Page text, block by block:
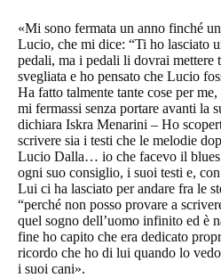
«Mi sono fermata un anno finché
Lucio, che mi dice: “Ti ho lasciato
pedali, ma i pedali li dovrai mettere
svegliata e ho pensato che Lucio
Ha fatto talmente tante cose per
mi fermassi senza portare avanti la
dichiara Iskra Menarini – Ho
scrivere sia i testi che le melodie
Lucio Dalla… io che facevo il
ogni suo consiglio, i suoi testi e,
Lui ci ha lasciato per andare fra le
“perché non posso provare a
quel sogno dell’uomo infinito ed è
fine ho capito che era dedicato
ricordo che ho di lui quando lo
i suoi cani».